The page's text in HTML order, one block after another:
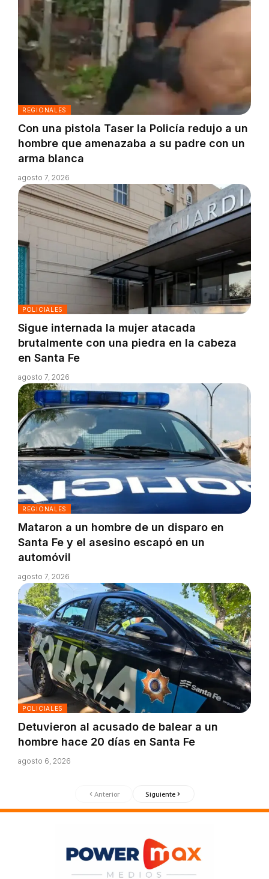
REGIONALES
Con una pistola Taser la Policía redujo a un
hombre que amenazaba a su padre con un
arma blanca
agosto 7, 2026
POLICIALES
Sigue internada la mujer atacada
brutalmente con una piedra en la cabeza
en Santa Fe
agosto 7, 2026
REGIONALES
Mataron a un hombre de un disparo en
Santa Fe y el asesino escapó en un
automóvil
agosto 7, 2026
POLICIALES
Detuvieron al acusado de balear a un
hombre hace 20 días en Santa Fe
agosto 6, 2026
Anterior Siguiente